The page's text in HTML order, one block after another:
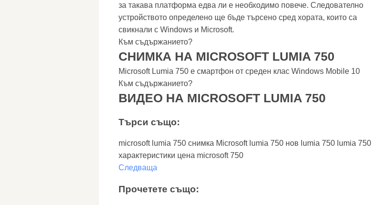
за такава платформа едва ли е необходимо повече. Следователно
устройството определено ще бъде търсено сред хората, които са
свикнали с Windows и Microsoft.
Към съдържанието?
СНИМКА НА MICROSOFT LUMIA 750
Microsoft Lumia 750 е смартфон от среден клас Windows Mobile 10
Към съдържанието?
ВИДЕО НА MICROSOFT LUMIA 750
Търси също:
microsoft lumia 750 снимка Microsoft lumia 750 нов lumia 750 lumia 750
характеристики цена microsoft 750
Следваща
Прочетете също: